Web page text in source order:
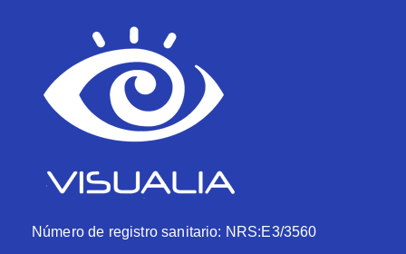
Número de registro sanitario: NRS:E3/3560